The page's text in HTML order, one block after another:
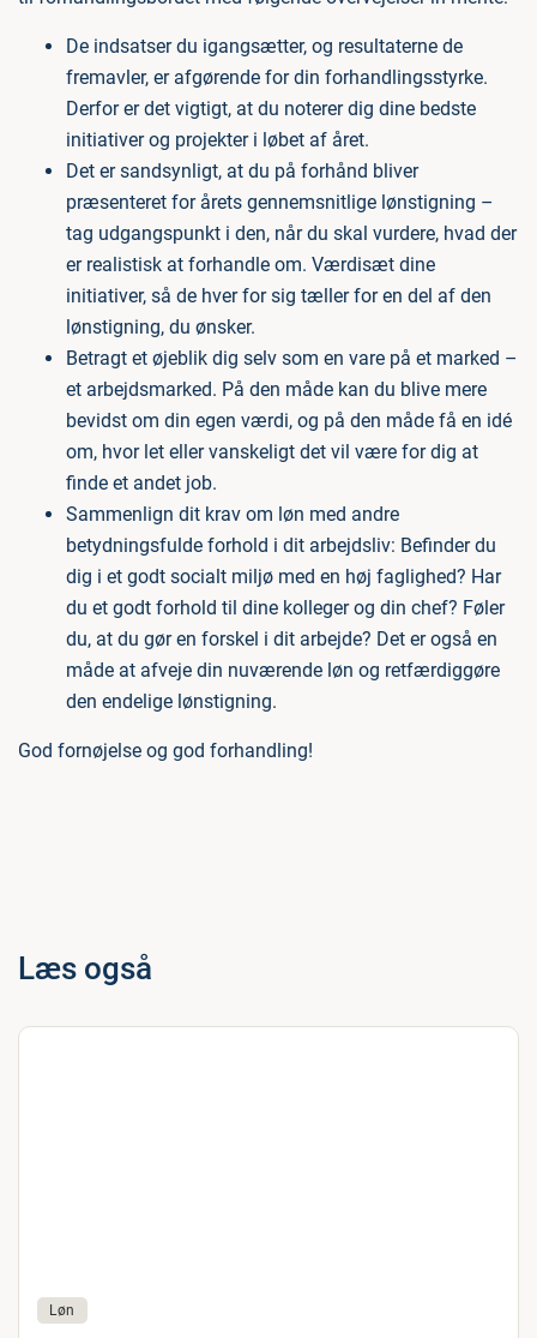
De indsatser du igangsætter, og resultaterne de
fremavler, er afgørende for din forhandlingsstyrke.
Derfor er det vigtigt, at du noterer dig dine bedste
initiativer og projekter i løbet af året.
Det er sandsynligt, at du på forhånd bliver
præsenteret for årets gennemsnitlige lønstigning –
tag udgangspunkt i den, når du skal vurdere, hvad der
er realistisk at forhandle om. Værdisæt dine
initiativer, så de hver for sig tæller for en del af den
lønstigning, du ønsker.
Betragt et øjeblik dig selv som en vare på et marked –
et arbejdsmarked. På den måde kan du blive mere
bevidst om din egen værdi, og på den måde få en idé
om, hvor let eller vanskeligt det vil være for dig at
finde et andet job.
Sammenlign dit krav om løn med andre
betydningsfulde forhold i dit arbejdsliv: Befinder du
dig i et godt socialt miljø med en høj faglighed? Har
du et godt forhold til dine kolleger og din chef? Føler
du, at du gør en forskel i dit arbejde? Det er også en
måde at afveje din nuværende løn og retfærdiggøre
den endelige lønstigning.
God fornøjelse og god forhandling!
Læs også
Løn